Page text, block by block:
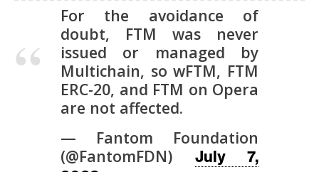
For the avoidance of
doubt, FTM was never
issued or managed by
Multichain, so wFTM, FTM
ERC-20, and FTM on Opera
are not affected.
— Fantom Foundation
(@FantomFDN) July 7,